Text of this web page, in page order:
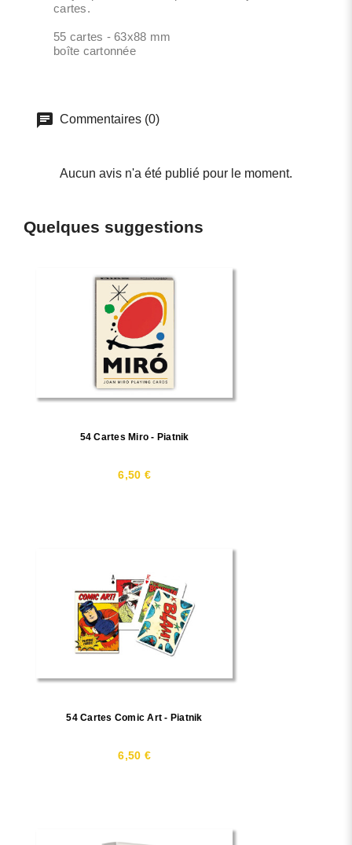
cartes.
55 cartes - 63x88 mm
boîte cartonnée
Commentaires (0)
Aucun avis n'a été publié pour le moment.
Quelques suggestions
54 Cartes Miro - Piatnik
6,50 €
54 Cartes Comic Art - Piatnik
6,50 €